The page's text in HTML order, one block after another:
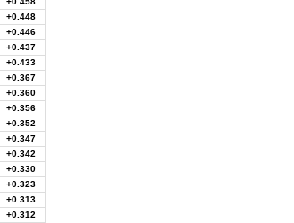
+0.448
+0.446
+0.437
+0.433
+0.367
+0.360
+0.356
+0.352
+0.347
+0.342
+0.330
+0.323
+0.313
+0.312